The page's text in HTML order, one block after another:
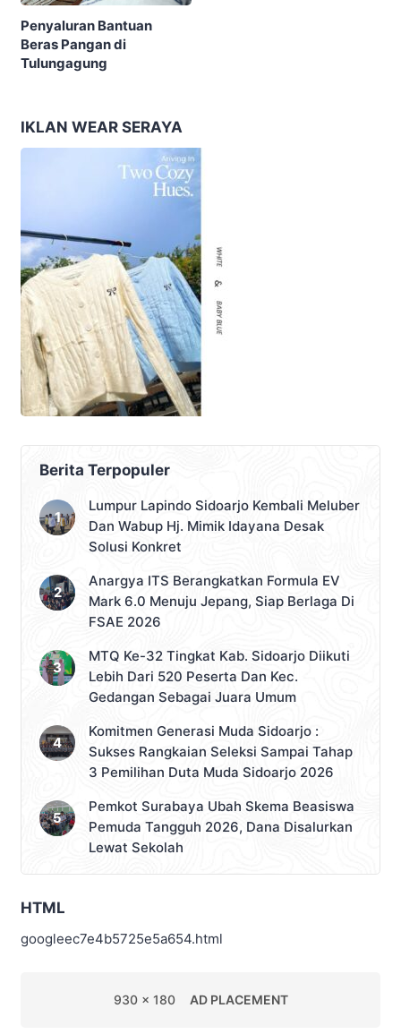
Penyaluran Bantuan
Beras Pangan di
Tulungagung
IKLAN WEAR SERAYA
Berita Terpopuler
Lumpur Lapindo Sidoarjo Kembali Meluber
Dan Wabup Hj. Mimik Idayana Desak
Solusi Konkret
Anargya ITS Berangkatkan Formula EV
Mark 6.0 Menuju Jepang, Siap Berlaga Di
FSAE 2026
MTQ Ke-32 Tingkat Kab. Sidoarjo Diikuti
Lebih Dari 520 Peserta Dan Kec.
Gedangan Sebagai Juara Umum
Komitmen Generasi Muda Sidoarjo :
Sukses Rangkaian Seleksi Sampai Tahap
3 Pemilihan Duta Muda Sidoarjo 2026
Pemkot Surabaya Ubah Skema Beasiswa
Pemuda Tangguh 2026, Dana Disalurkan
Lewat Sekolah
HTML
googleec7e4b5725e5a654.html
930 x 180 AD PLACEMENT